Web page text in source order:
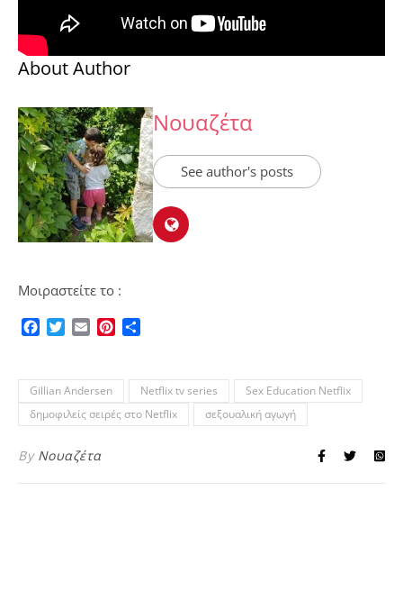
About Author
Νουαζέτα
See author's posts
Μοιραστείτε το :
Facebook
TwitterEmailPinterest
Gillian Andersen Netflix tv series
Sex Education Netflix
δημοφιλείς σειρές στο Netflix
σεξουαλική αγωγή
By Νουαζέτα